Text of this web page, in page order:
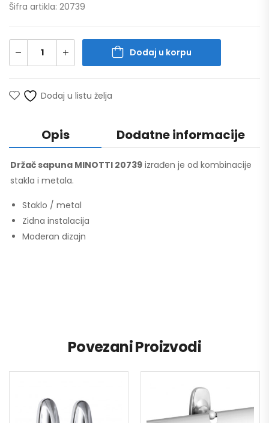
Šifra artikla: 20739
Dodaj u korpu
Dodaj u listu želja
Opis Dodatne informacije
Držač sapuna MINOTTI 20739 izrađen je od kombinacije
stakla i metala.
Staklo / metal
Zidna instalacija
Moderan dizajn
Povezani Proizvodi